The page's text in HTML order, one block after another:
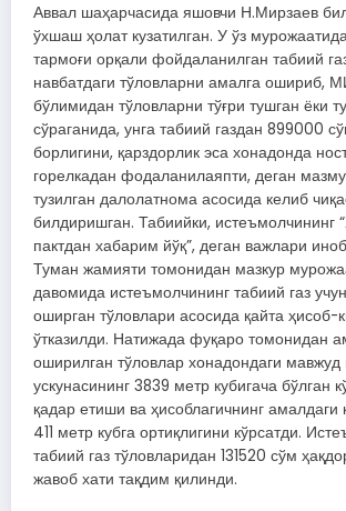
Аввал шаҳарчасида яшовчи Н.Мирзаев
ўхшаш ҳолат кузатилган. У ўз
тармоғи орқали фойдаланилган табиий
навбатдаги тўловларни амалга ошириб,
бўлимидан тўловларни тўғри тушган ёки
сўраганида, унга табиий газдан 899000
борлигини, қарздорлик эса хонадонда
горелкадан фодаланилаяпти, деган
тузилган далолатнома асосида келиб
билдиришган. Табиийки, истеъмолчининг
пактдан хабарим йўқ”, деган важлари
Туман жамияти томонидан мазкур
давомида истеъмолчининг табиий газ
оширган тўловлари асосида қайта ҳисоб-
ўтказилди. Натижада фуқаро томонидан
оширилган тўловлар хонадондаги мавжуд
ускунасининг 3839 метр кубигача бўлган
қадар етиши ва ҳисоблагичнинг амалдаги
411 метр кубга ортиқлигини кўрсатди.
табиий газ тўловларидан 131520 сўм
жавоб хати тақдим қилинди.